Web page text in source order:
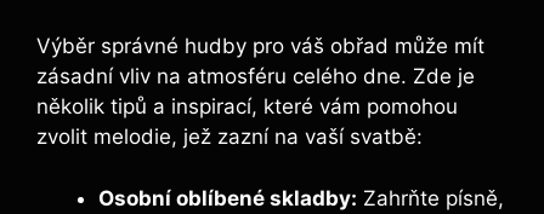
Výběr správné hudby pro váš obřad může mít
zásadní vliv na atmosféru celého dne. Zde je
několik tipů a inspirací, které vám pomohou
zvolit melodie, jež zazní na vaší svatbě:
Osobní oblíbené skladby: Zahrňte písně,